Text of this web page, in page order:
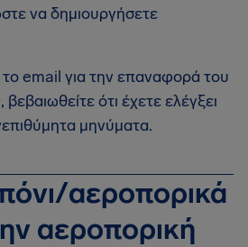
να δημιουργήσετε
το email για την επαναφορά του
ότι έχετε ελέγξει
μηνύματα.
αεροπορικά
αεροπορική